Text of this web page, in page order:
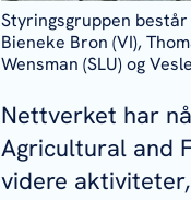
Styringsgruppen består
Bieneke Bron (VI),
Wensman (SLU) og
Nettverket har
Agricultural and
videre